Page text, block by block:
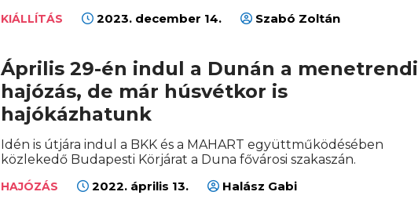
KIÁLLÍTÁS 2023. december 14. Szabó Zoltán
Április 29-én indul a Dunán a menetrendi
hajózás, de már húsvétkor is
hajókázhatunk
Idén is útjára indul a BKK és a MAHART együttműködésében
közlekedő Budapesti Körjárat a Duna fővárosi szakaszán.
HAJÓZÁS 2022. április 13. Halász Gabi